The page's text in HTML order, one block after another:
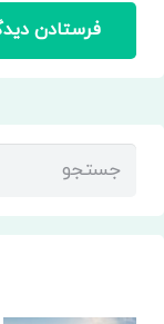
فرستادن